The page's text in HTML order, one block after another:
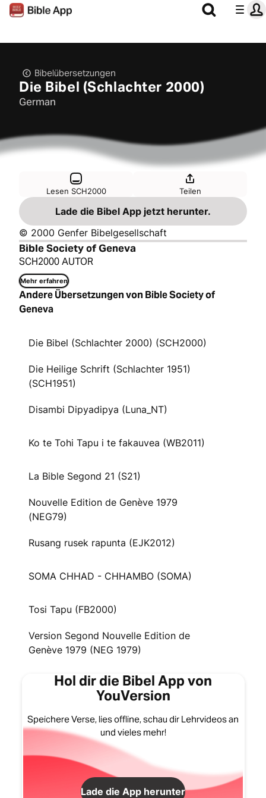
Bibelübersetzungen
Die Bibel (Schlachter 2000)
German
Lesen SCH2000 Teilen
Lade die Bibel App jetzt herunter.
© 2000 Genfer Bibelgesellschaft
Bible Society of Geneva
SCH2000 AUTOR
Mehr erfahren
Andere Übersetzungen von Bible Society of
Geneva
Die Bibel (Schlachter 2000) (SCH2000)
Die Heilige Schrift (Schlachter 1951)
(SCH1951)
Disambi Dipyadipya (Luna_NT)
Ko te Tohi Tapu i te fakauvea (WB2011)
La Bible Segond 21 (S21)
Nouvelle Edition de Genève 1979
(NEG79)
Rusang rusek rapunta (EJK2012)
SOMA CHHAD - CHHAMBO (SOMA)
Tosi Tapu (FB2000)
Version Segond Nouvelle Edition de
Genève 1979 (NEG 1979)
Hol dir die Bibel App von
YouVersion
Speichere Verse, lies offline, schau dir Lehrvideos an
und vieles mehr!
Lade die App herunter